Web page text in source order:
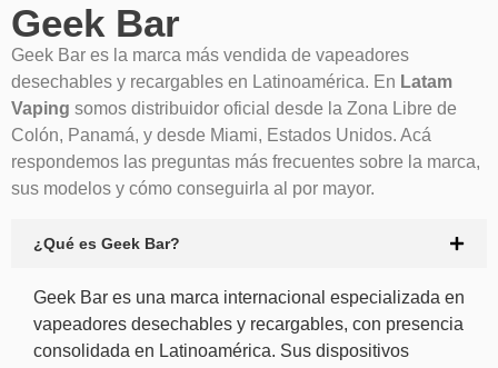
Geek Bar
Geek Bar es la marca más vendida de vapeadores
desechables y recargables en Latinoamérica. En Latam
Vaping somos distribuidor oficial desde la Zona Libre de
Colón, Panamá, y desde Miami, Estados Unidos. Acá
respondemos las preguntas más frecuentes sobre la marca,
sus modelos y cómo conseguirla al por mayor.
¿Qué es Geek Bar?
Geek Bar es una marca internacional especializada en
vapeadores desechables y recargables, con presencia
consolidada en Latinoamérica. Sus dispositivos